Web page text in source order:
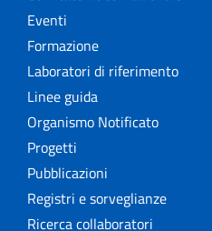
Eventi
Formazione
Laboratori di riferimento
Linee guida
Organismo Notificato
Progetti
Pubblicazioni
Registri e sorveglianze
Ricerca collaboratori